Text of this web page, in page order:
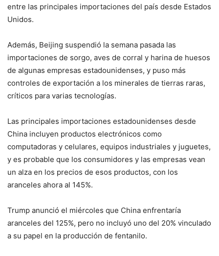
entre las principales importaciones del país desde Estados
Unidos.
Además, Beijing suspendió la semana pasada las
importaciones de sorgo, aves de corral y harina de huesos
de algunas empresas estadounidenses, y puso más
controles de exportación a los minerales de tierras raras,
críticos para varias tecnologías.
Las principales importaciones estadounidenses desde
China incluyen productos electrónicos como
computadoras y celulares, equipos industriales y juguetes,
y es probable que los consumidores y las empresas vean
un alza en los precios de esos productos, con los
aranceles ahora al 145%.
Trump anunció el miércoles que China enfrentaría
aranceles del 125%, pero no incluyó uno del 20% vinculado
a su papel en la producción de fentanilo.